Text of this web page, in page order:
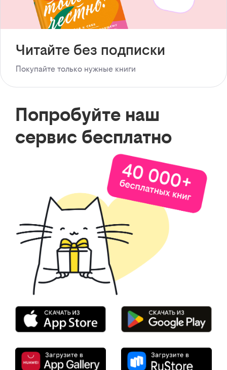
Читайте без подписки
Покупайте только нужные книги
Попробуйте наш
сервис бесплатно